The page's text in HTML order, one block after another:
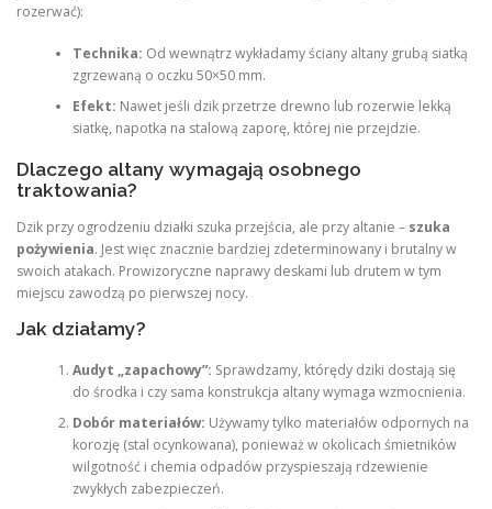
rozerwać):
Technika: Od wewnątrz wykładamy ściany altany grubą siatką
zgrzewaną o oczku 50×50 mm.
Efekt: Nawet jeśli dzik przetrze drewno lub rozerwie lekką
siatkę, napotka na stalową zaporę, której nie przejdzie.
Dlaczego altany wymagają osobnego
traktowania?
Dzik przy ogrodzeniu działki szuka przejścia, ale przy altanie – szuka
pożywienia. Jest więc znacznie bardziej zdeterminowany i brutalny w
swoich atakach. Prowizoryczne naprawy deskami lub drutem w tym
miejscu zawodzą po pierwszej nocy.
Jak działamy?
Audyt „zapachowy”: Sprawdzamy, którędy dziki dostają się
do środka i czy sama konstrukcja altany wymaga wzmocnienia.
Dobór materiałów: Używamy tylko materiałów odpornych na
korozję (stal ocynkowana), ponieważ w okolicach śmietników
wilgotność i chemia odpadów przyspieszają rdzewienie
zwykłych zabezpieczeń.